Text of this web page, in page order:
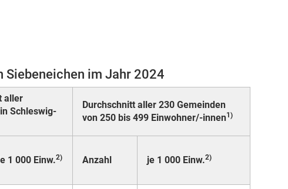
Siebeneichen im Jahr 2024
aller
Schleswig-
Durchschnitt aller 230 Gemeinden
von 250 bis 499 Einwohner/-innen1)
1 000 Einw.2) Anzahl je 1 000 Einw.2)